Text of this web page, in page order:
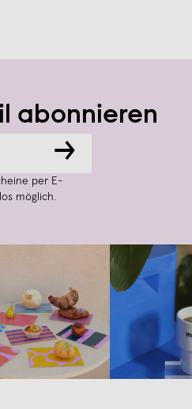
abonnieren
→
per E-
möglich.